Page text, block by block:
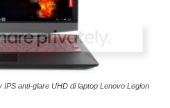
anti-glare UHD di laptop Lenovo Legion